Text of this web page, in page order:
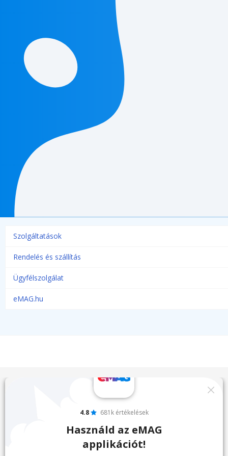
Szolgáltatások
Rendelés és szállítás
Ügyfélszolgálat
eMAG.hu
4.8 681k értékelések
Használd az eMAG
applikációt!